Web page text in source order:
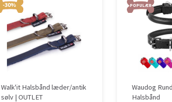
-30%
Walk'it Halsbånd læder/antik
sølv | OUTLET
POPULÆR
Waudog
Halsbånd